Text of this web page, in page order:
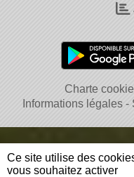
Charte
Informations légales
Ce site utilise des
vous souhaitez activer